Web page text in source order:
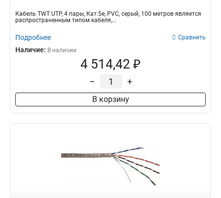
Кабель TWT UTP, 4 пары, Кат.5e, PVC, серый, 100 метров является
распространенным типом кабеля,...
Подробнее Сравнить
Наличие: В наличии
4 514,42 ₽
– +
В корзину